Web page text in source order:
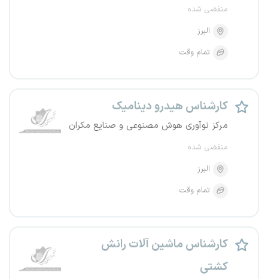
منقضی شده
البرز
تمام وقت
کارشناس هیدرو دینامیک
مرکز نوآوری هوش مصنوعی و صنایع مکران
منقضی شده
البرز
تمام وقت
کارشناس ماشین آلات رانش
کشتی